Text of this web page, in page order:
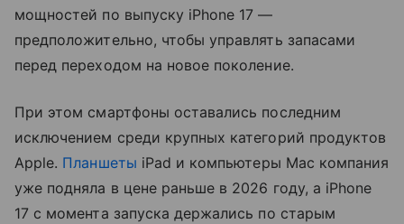
мощностей по выпуску iPhone 17 —
предположительно, чтобы управлять запасами
перед переходом на новое поколение.
При этом смартфоны оставались последним
исключением среди крупных категорий продуктов
Apple. Планшеты iPad и компьютеры Mac компания
уже подняла в цене раньше в 2026 году, а iPhone
17 с момента запуска держались по старым